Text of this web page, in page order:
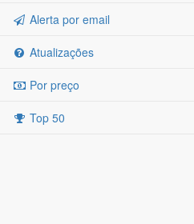
Alerta por email
Atualizações
Por preço
Top 50